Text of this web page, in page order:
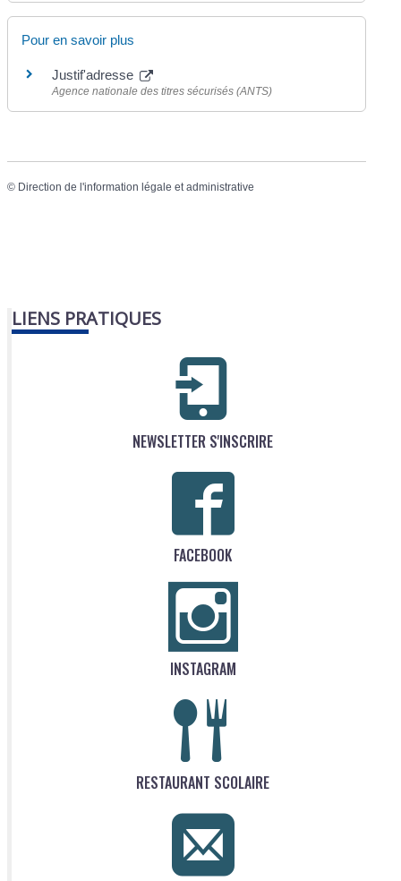
Pour en savoir plus
Justif'adresse
Agence nationale des titres sécurisés (ANTS)
© Direction de l'information légale et administrative
LIENS PRATIQUES
NEWSLETTER S'INSCRIRE
FACEBOOK
INSTAGRAM
RESTAURANT SCOLAIRE